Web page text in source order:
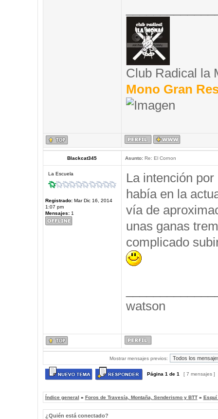
Club Radical la
Mono Gran
Blackcat345 Asunto:Re: El Cornon
La Escuela
Registrado:Mar Dic 16, 2014
1:07 pm
Mensajes:1
La intención
había en la
vía de
unas ganas
complicado
watson
Mostrar mensajes previos:
Página 1 de 1 [ 7 mensajes ]
Índice general » Foros de Travesía, Montaña, Senderismo y BTT» Esquí
¿Quién está conectado?